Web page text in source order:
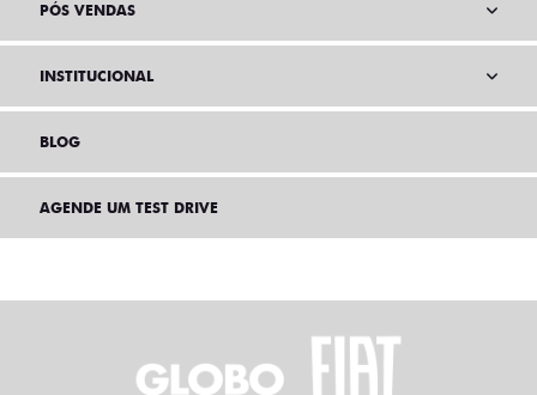
PÓS VENDAS
INSTITUCIONAL
BLOG
AGENDE UM TEST DRIVE